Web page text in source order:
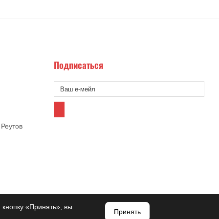
Подписаться
«Принять», вы
Принять